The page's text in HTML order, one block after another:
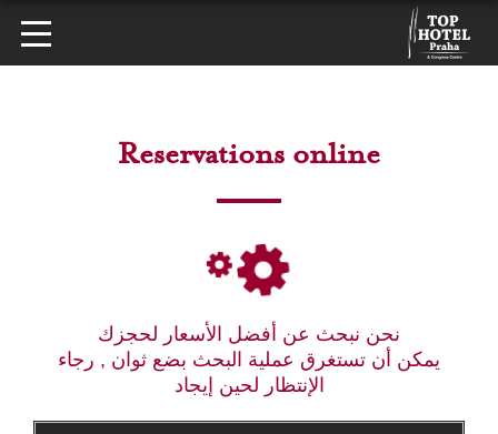
Reservations online
نحن نبحث عن أفضل الأسعار لحجزك
يمكن أن تستغرق عملية البحث بضع ثوان , رجاء
الإنتظار لحين إيجاد